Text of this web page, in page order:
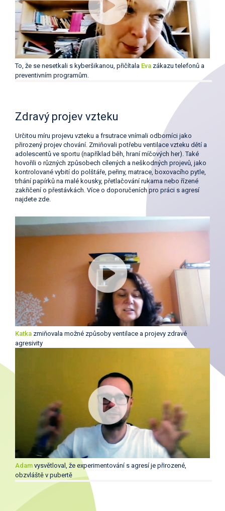
To, že se nesetkali s kyberšikanou, přičítala Eva zákazu telefonů a
preventivním programům.
Zdravý projev vzteku
Určitou míru projevu vzteku a frsutrace vnímali odborníci jako
přirozený projev chování. Zmiňovali potřebu ventilace vzteku dětí a
adolescentů ve sportu (například běh, hraní míčových her). Také
hovořili o různých způsobech cílených a neškodných projevů, jako
kontrolované vybití do polštáře, peřiny, matrace, boxovacího pytle,
trhání papírků na malé kousky, přetlačování rukama nebo řízené
zakřičení o přestávkách. Více o doporučeních pro práci s agresí
najdete zde.
Katka zmiňovala možné způsoby ventilace a projevy zdravé
agresivity
Adam vysvětloval, že experimentování s agresí je přirozené,
obzvláště v pubertě